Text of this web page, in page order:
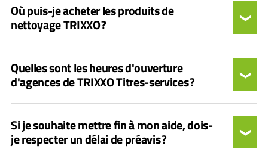
Où puis-je acheter les produits de
nettoyage TRIXXO ?
Quelles sont les heures d'ouverture
d'agences de TRIXXO Titres-services ?
Si je souhaite mettre fin à mon aide, dois-
je respecter un délai de préavis ?